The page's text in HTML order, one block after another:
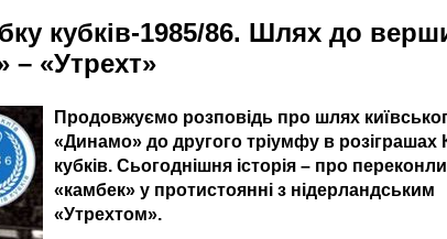
кубків-1985/86. Шлях до
– «Утрехт»
Продовжуємо розповідь про шлях
«Динамо» до другого тріумфу в розіграшах
кубків. Сьогоднішня історія – про
«камбек» у протистоянні з нідерландським
«Утрехтом».